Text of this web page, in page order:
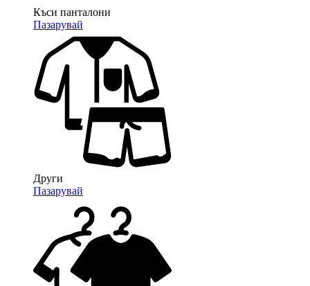
Къси панталони
Пазарувай
Други
Пазарувай